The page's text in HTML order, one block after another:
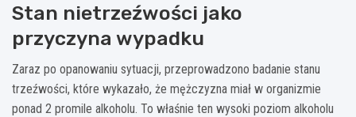
Stan nietrzeźwości jako
przyczyna wypadku
Zaraz po opanowaniu sytuacji, przeprowadzono badanie stanu
trzeźwości, które wykazało, że mężczyzna miał w organizmie
ponad 2 promile alkoholu. To właśnie ten wysoki poziom alkoholu